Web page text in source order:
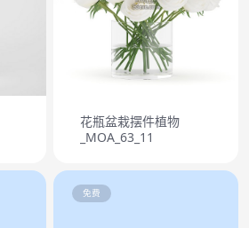
花瓶盆栽摆件植物
_MOA_63_11
免费